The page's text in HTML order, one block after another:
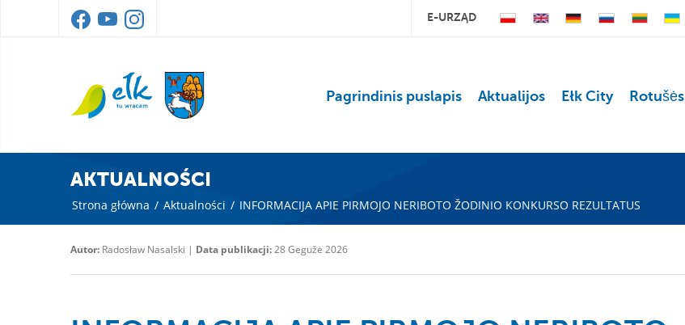
E-URZĄD
Pagrindinis puslapis Aktualijos Ełk City Rotušės
AKTUALNOŚCI
Strona główna / Aktualności / INFORMACIJA APIE PIRMOJO NERIBOTO ŽODINIO KONKURSO REZULTATUS
Autor: Radosław Nasalski | Data publikacji:28 Gegužė 2026